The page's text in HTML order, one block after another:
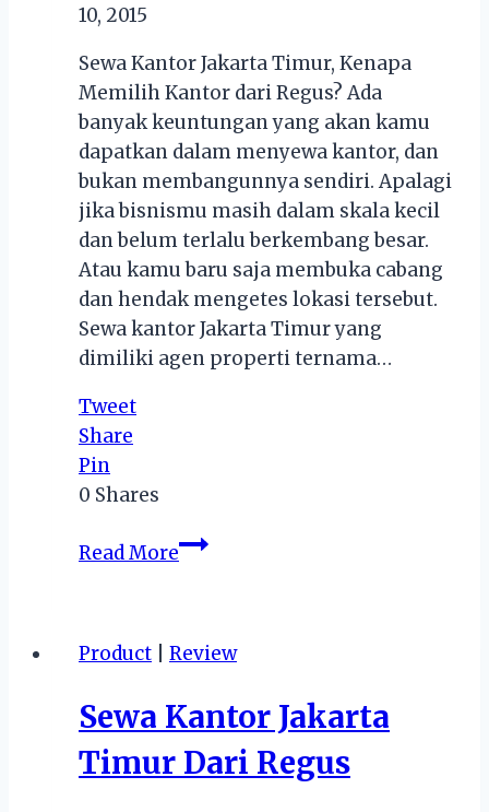
10, 2015
Sewa Kantor Jakarta Timur, Kenapa
Memilih Kantor dari Regus? Ada
banyak keuntungan yang akan kamu
dapatkan dalam menyewa kantor, dan
bukan membangunnya sendiri. Apalagi
jika bisnismu masih dalam skala kecil
dan belum terlalu berkembang besar.
Atau kamu baru saja membuka cabang
dan hendak mengetes lokasi tersebut.
Sewa kantor Jakarta Timur yang
dimiliki agen properti ternama…
Tweet
Share
Pin
0 Shares
Read MoreSewa
Kenapa
Kantor
dari
Regus?
Product Review
Sewa Kantor Jakarta
Timur Dari Regus